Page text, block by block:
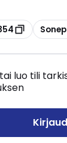
Kopioi
luo tili